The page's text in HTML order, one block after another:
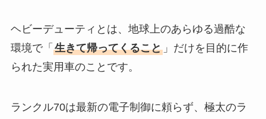
ヘビーデューティとは、地球上のあらゆる過酷な
環境で「 生きて帰ってくること」だけを目的に作
られた実用車のことです。
ランクル70は最新の電子制御に頼らず、極太のラ